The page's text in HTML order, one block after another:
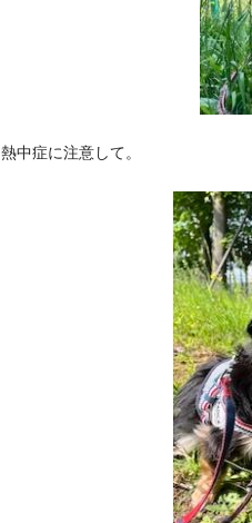
熱中症に注意して。